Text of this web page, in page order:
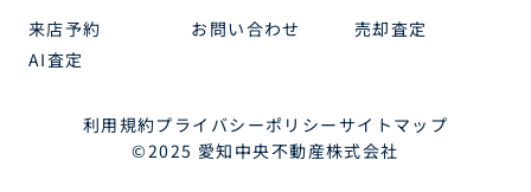
来店予約 お問い合わせ
売却査定
AI査定
利用規約プライバシーポリシーサイトマップ
©2025 愛知中央不動産株式会社